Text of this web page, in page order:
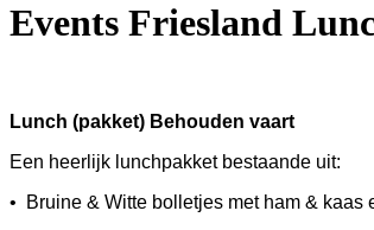
Events Friesland
Lunch (pakket)
Een heerlijk lunchpakket bestaande uit:
• Bruine & Witte bolletjes met ham & kaas